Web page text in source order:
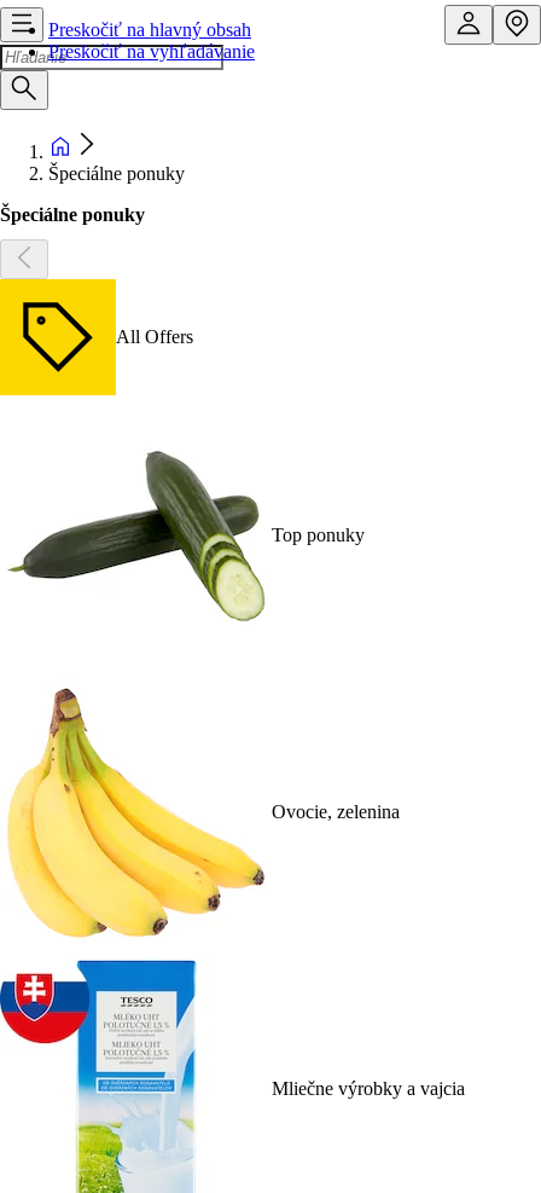
Preskočiť na hlavný obsah
Preskočiť na vyhľadávanie
Špeciálne ponuky
Špeciálne ponuky
All Offers
Top ponuky
Ovocie, zelenina
Mliečne výrobky a vajcia